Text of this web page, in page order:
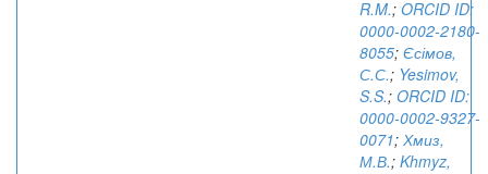
R.M.; ORCID ID:
0000-0002-2180-
8055; Єсімов,
С.С.; Yesimov,
S.S.; ORCID ID:
0000-0002-9327-
0071; Хмиз,
М.В.; Khmyz,